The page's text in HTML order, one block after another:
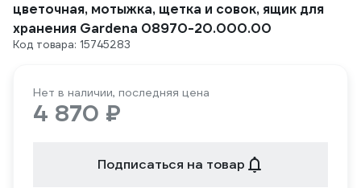
цветочная, мотыжка, щетка и совок, ящик для
хранения Gardena 08970-20.000.00
Код товара: 15745283
Нет в наличии, последняя цена
4 870 ₽
Подписаться на товар